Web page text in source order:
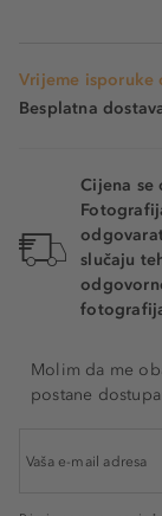
Vrijeme isporuke
Besplatna
Cijena se
slučaju
Molim da me
postane